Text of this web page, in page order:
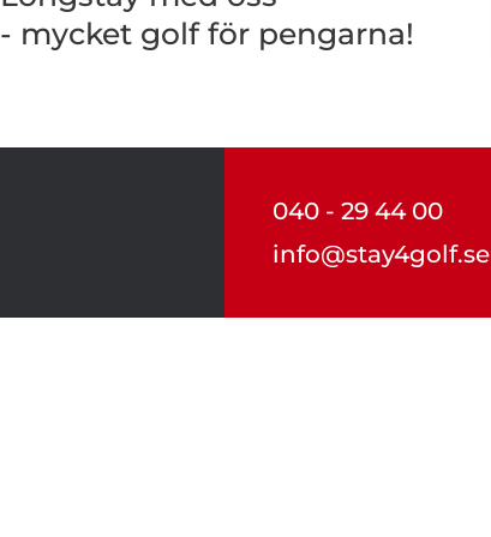
- mycket golf för pengarna!
040 - 29 44 00
info@stay4golf.se